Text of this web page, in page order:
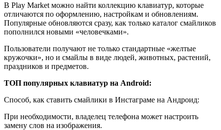
В Play Market можно найти коллекцию клавиатур, которые
отличаются по оформлению, настройкам и обновлениям.
Популярные обновляются сразу, как только каталог смайликов
пополнился новыми «человечками».
Пользователи получают не только стандартные «желтые
кружочки», но и смайлы в виде людей, животных, растений,
праздников и предметов.
ТОП популярных клавиатур на Android:
Способ, как ставить смайлики в Инстаграме на Андроид:
При необходимости, владелец телефона может настроить
замену слов на изображения.